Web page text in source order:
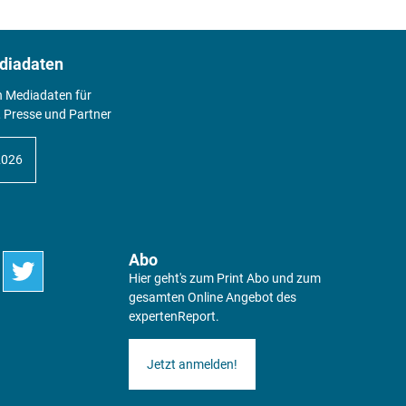
Mediadaten für
Presse und Partner
Abo
Hier geht's zum Print Abo und zum
gesamten Online Angebot des
expertenReport.
Jetzt anmelden!